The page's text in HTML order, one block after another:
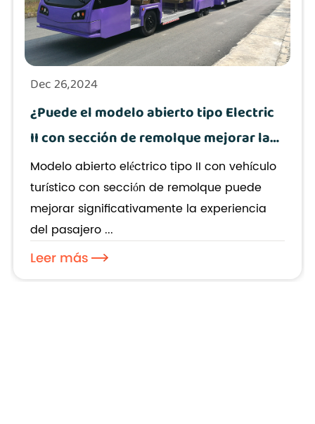
Dec 26,2024
¿Puede el modelo abierto tipo Electric
II con sección de remolque mejorar la
experiencia de los pasajeros en los
recorridos urbanos?
Modelo abierto eléctrico tipo II con vehículo
turístico con sección de remolque puede
mejorar significativamente la experiencia
del pasajero ...
Leer más